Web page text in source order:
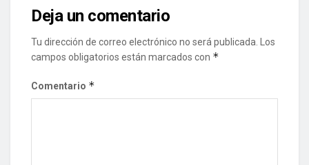
Deja un comentario
Tu dirección de correo electrónico no será publicada. Los
campos obligatorios están marcados con *
Comentario *